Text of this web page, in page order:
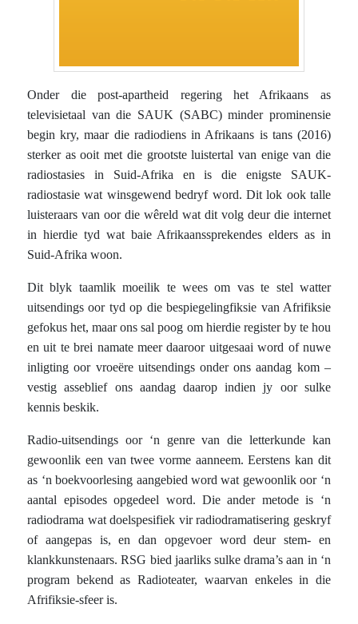
Onder die post-apartheid regering het Afrikaans as
televisietaal van die SAUK (SABC) minder prominensie
begin kry, maar die radiodiens in Afrikaans is tans (2016)
sterker as ooit met die grootste luistertal van enige van die
radiostasies in Suid-Afrika en is die enigste SAUK-
radiostasie wat winsgewend bedryf word. Dit lok ook talle
luisteraars van oor die wêreld wat dit volg deur die internet
in hierdie tyd wat baie Afrikaanssprekendes elders as in
Suid-Afrika woon.
Dit blyk taamlik moeilik te wees om vas te stel watter
uitsendings oor tyd op die bespiegelingfiksie van Afrifiksie
gefokus het, maar ons sal poog om hierdie register by te hou
en uit te brei namate meer daaroor uitgesaai word of nuwe
inligting oor vroeëre uitsendings onder ons aandag kom –
vestig asseblief ons aandag daarop indien jy oor sulke
kennis beskik.
Radio-uitsendings oor ‘n genre van die letterkunde kan
gewoonlik een van twee vorme aanneem. Eerstens kan dit
as ‘n boekvoorlesing aangebied word wat gewoonlik oor ‘n
aantal episodes opgedeel word. Die ander metode is ‘n
radiodrama wat doelspesifiek vir radiodramatisering geskryf
of aangepas is, en dan opgevoer word deur stem- en
klankkunstenaars. RSG bied jaarliks sulke drama’s aan in ‘n
program bekend as Radioteater, waarvan enkeles in die
Afrifiksie-sfeer is.